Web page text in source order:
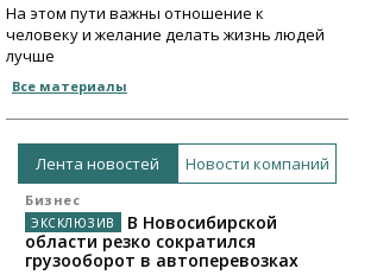
На этом пути важны отношение к
человеку и желание делать жизнь людей
лучше
Все материалы
Лента новостей Новости компаний
Бизнес
В Новосибирской
области резко сократился
грузооборот в автоперевозках